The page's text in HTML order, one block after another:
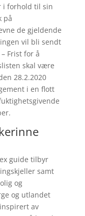
i forhold til sin
på
de gjeldende
vil bli sendt
Frist for å
skal være
28.2.2020
i en flott
guide tilbyr
samt
og
og utlandet
av